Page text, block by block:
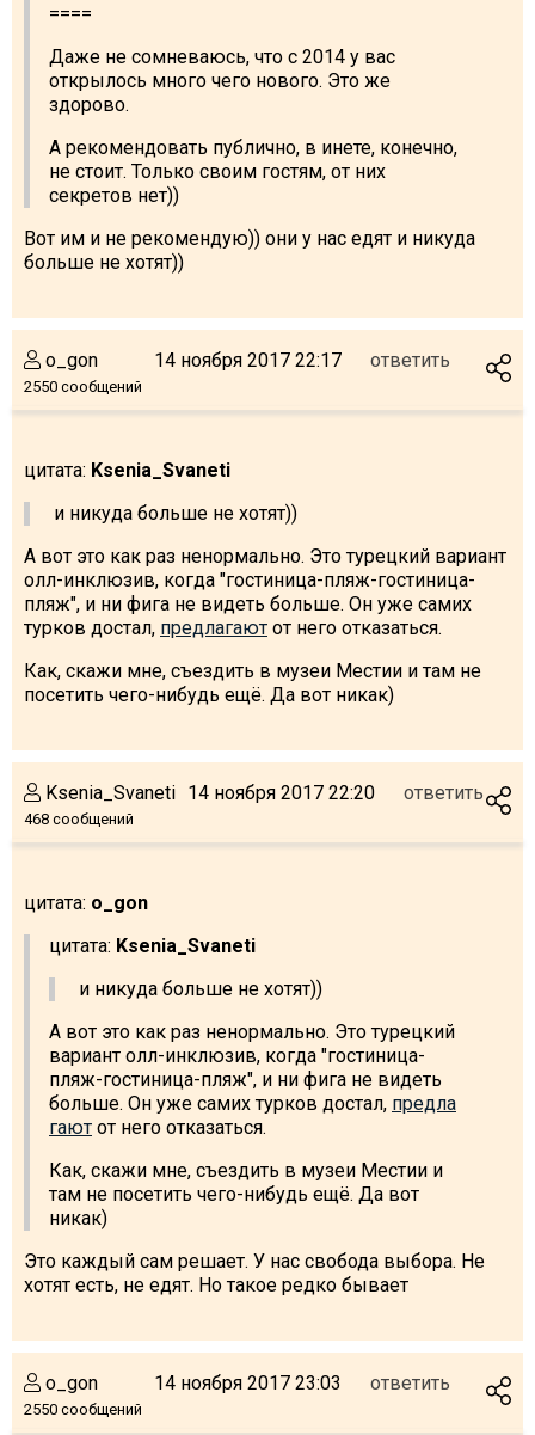
====
Даже не сомневаюсь, что с 2014 у вас
открылось много чего нового. Это же
здорово.
А рекомендовать публично, в инете, конечно,
не стоит. Только своим гостям, от них
секретов нет))
Вот им и не рекомендую)) они у нас едят и никуда
больше не хотят))
o_gon
2550 сообщений
14 ноября 2017 22:17 ответить
цитата: Ksenia_Svaneti
и никуда больше не хотят))
А вот это как раз ненормально. Это турецкий вариант
олл-инклюзив, когда "гостиница-пляж-гостиница-
пляж", и ни фига не видеть больше. Он уже самих
турков достал, предлагают от него отказаться.
Как, скажи мне, съездить в музеи Местии и там не
посетить чего-нибудь ещё. Да вот никак)
Ksenia_Svaneti
468 сообщений
14 ноября 2017 22:20 ответить
цитата: o_gon
цитата: Ksenia_Svaneti
и никуда больше не хотят))
А вот это как раз ненормально. Это турецкий
вариант олл-инклюзив, когда "гостиница-
пляж-гостиница-пляж", и ни фига не видеть
больше. Он уже самих турков достал, предла
гают от него отказаться.
Как, скажи мне, съездить в музеи Местии и
там не посетить чего-нибудь ещё. Да вот
никак)
Это каждый сам решает. У нас свобода выбора. Не
хотят есть, не едят. Но такое редко бывает
o_gon
2550 сообщений
14 ноября 2017 23:03 ответить